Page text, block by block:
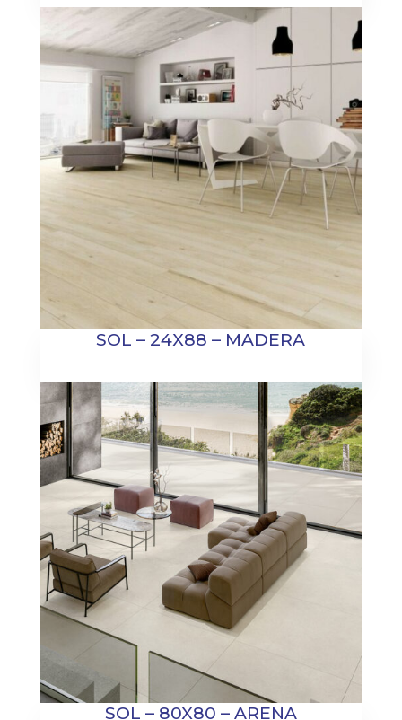
SOL – 24X88 – MADERA
SOL – 80X80 – ARENA